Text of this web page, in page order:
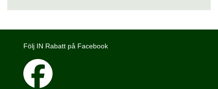
Följ IN Rabatt på Facebook